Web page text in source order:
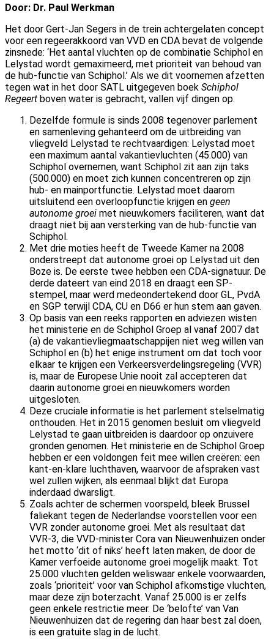
Door: Dr. Paul Werkman
Het door Gert-Jan Segers in de trein achtergelaten concept
voor een regeerakkoord van VVD en CDA bevat de volgende
zinsnede: ‘Het aantal vluchten op de combinatie Schiphol en
Lelystad wordt gemaximeerd, met prioriteit van behoud van
de hub-functie van Schiphol.’ Als we dit voornemen afzetten
tegen wat in het door SATL uitgegeven boek Schiphol
Regeert boven water is gebracht, vallen vijf dingen op.
Dezelfde formule is sinds 2008 tegenover parlement
en samenleving gehanteerd om de uitbreiding van
vliegveld Lelystad te rechtvaardigen: Lelystad moet
een maximum aantal vakantievluchten (45.000) van
Schiphol overnemen, want Schiphol zit aan zijn taks
(500.000) en moet zich kunnen concentreren op zijn
hub- en mainportfunctie. Lelystad moet daarom
uitsluitend een overloopfunctie krijgen en geen
autonome groei met nieuwkomers faciliteren, want dat
draagt niet bij aan versterking van de hub-functie van
Schiphol.
Met drie moties heeft de Tweede Kamer na 2008
onderstreept dat autonome groei op Lelystad uit den
Boze is. De eerste twee hebben een CDA-signatuur. De
derde dateert van eind 2018 en draagt een SP-
stempel, maar werd medeondertekend door GL, PvdA
en SGP terwijl CDA, CU en D66 er hun stem aan gaven.
Op basis van een reeks rapporten en adviezen wisten
het ministerie en de Schiphol Groep al vanaf 2007 dat
(a) de vakantievliegmaatschappijen niet weg willen van
Schiphol en (b) het enige instrument om dat toch voor
elkaar te krijgen een Verkeersverdelingsregeling (VVR)
is, maar de Europese Unie nooit zal accepteren dat
daarin autonome groei en nieuwkomers worden
uitgesloten.
Deze cruciale informatie is het parlement stelselmatig
onthouden. Het in 2015 genomen besluit om vliegveld
Lelystad te gaan uitbreiden is daardoor op onzuivere
gronden genomen. Het ministerie en de Schiphol Groep
hebben er een voldongen feit mee willen creëren: een
kant-en-klare luchthaven, waarvoor de afspraken vast
wel zullen wijken, als eenmaal blijkt dat Europa
inderdaad dwarsligt.
Zoals achter de schermen voorspeld, bleek Brussel
faliekant tegen de Nederlandse voorstellen voor een
VVR zonder autonome groei. Met als resultaat dat
VVR-3, die VVD-minister Cora van Nieuwenhuizen onder
het motto ‘dit of niks’ heeft laten maken, de door de
Kamer verfoeide autonome groei mogelijk maakt. Tot
25.000 vluchten gelden weliswaar enkele voorwaarden,
zoals ‘prioriteit’ voor van Schiphol afkomstige vluchten,
maar deze zijn boterzacht. Vanaf 25.000 is er zelfs
geen enkele restrictie meer. De ‘belofte’ van Van
Nieuwenhuizen dat de regering dan haar best zal doen,
is een gratuite slag in de lucht.